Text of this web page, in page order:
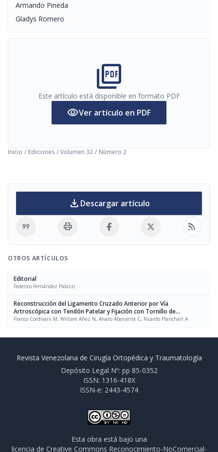
Armando Pineda
Gladys Romero
picture_as_pdf
Este artículo está disponible en formato PDF
visibilityVer artículo en PDF
Inicio / Ediciones / Volumen 32 / Número 2
download Descargar artículo
format_quote print rss_feed
OTROS ARTÍCULOS
Editorial
Federico Fernández Palazzi
Reconstrucción del Ligamento Cruzado Anterior por Vía
Artroscópica con Tendón Patelar y Fijación con Tornillo de
Interferencia
Franco Cordivani M, William Añez N, Alvaro Abenante C, Ricardo Planchart A
Revista Venezolana de Cirugía Ortopédica y Traumatología
Depósito Legal Nº: pp 85-0352
ISSN: 1316-418X
ISSN-e: 2443-4574
Esta obra está bajo una
licencia de Creative Commons Reconocimiento-NoComercial-